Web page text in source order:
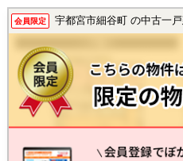
会員限定 宇都宮市細谷町 の中古一
11